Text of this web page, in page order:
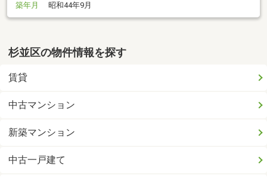
築年月
昭和44年9月
杉並区の物件情報を探す
賃貸
中古マンション
新築マンション
中古一戸建て